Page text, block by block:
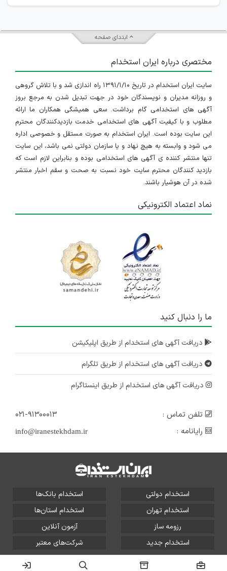
ابتدای صفحه
مختصری درباره ایران استخدام
سایت ایران استخدام در تاریخ ۱۳۹۱/۱/۱۰ راه اندازی شد و با تلاش گروهی
و روزانه مدیران و نویسندگان خود در جهت تبدیل شدن به مرجع بروز
آگهی های استخدامی گام برداشت. سعی همیشگی همکاران ما ارائه
مطلوب و با کیفیت آگهی های استخدامی خدمت بازدیدکنندگان محترم
این سایت بوده است. ایران استخدام به صورت مستقل و خصوصی اداره
می شود و وابسته به هیچ نهاد و یا سازمان دولتی نمی باشد، این سایت
تنها منتشر کننده ی آگهی های استخدامی بوده و بنابراین لازم است که
بازدید کنندگان محترم سایت خود نسبت به صحت و سقم اخبار منتشر
شده در آن هوشیار باشند.
نماد اعتماد الکترونیکی
ما را دنبال کنید
دریافت آگهی های استخدام از طریق اپلیکیشن
دریافت آگهی های استخدام از طریق تلگرام
دریافت آگهی های استخدام از طریق اینستاگرام
تلفن تماس :
۰۲۱-۹۱۳۰۰۰۱۳
رایانامه :
info@iranestekhdam.ir
استخدام دولتی
استخدام بانک‌ها
استخدام تهران
استخدام استان‌ها
رزومه ساز
آزمون آنلاین
استخدام جدید
شرکت‌های معتبر
تمامی حقوق این سایت برای آلتین سیستم محفوظ است و هر